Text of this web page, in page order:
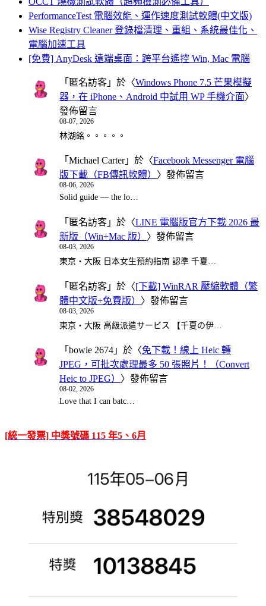
PerformanceTest 電腦效能、運作速度測試軟體(中文版)
Wise Registry Cleaner 登錄檔清理、重組、系統最佳化、
電腦加速工具
[免費] AnyDesk 遠端桌面：跨平台遙控 Win, Mac 電腦
「 匿名訪客 」於〈Windows Phone 7.5 芒果模擬
器，在 iPhone、Android 中試用 WP 手機介面〉
發佈留言
08-07, 2026
林湖銘。。。。。
「 Michael Carter」於〈Facebook Messenger 電腦
版下載（FB傳訊軟體） 〉發佈留言
08-06, 2026
Solid guide — the lo…
「 匿名訪客 」於〈LINE 電腦版官方下載 2026 最
新版（Win+Mac 版） 〉發佈留言
08-03, 2026
東京・大阪 日本女生預約指南 認準 千夏…
「 匿名訪客 」於〈[下載] WinRAR 壓縮軟體（繁
體中文版+免費版） 〉發佈留言
08-03, 2026
東京・大阪 高級派遣サービス 【千夏の伊…
「 bowie 2674 」於〈免下載！線上 Heic 轉
JPEG，可批次處理最多 50 張照片！（Convert
Heic to JPEG） 〉發佈留言
08-02, 2026
Love that I can batc…
[統一發票] 中獎號碼 115 年5、6月